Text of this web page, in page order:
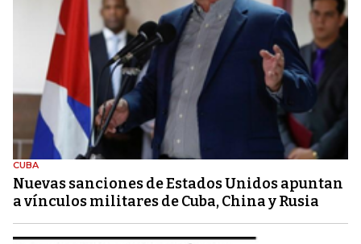
CUBA
Nuevas sanciones de Estados Unidos apuntan
a vínculos militares de Cuba, China y Rusia